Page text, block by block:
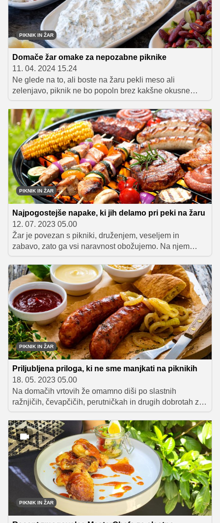
PIKNIK IN ŽAR
Domače žar omake za nepozabne piknike
11. 04. 2024 15.24
Ne glede na to, ali boste na žaru pekli meso ali
zelenjavo, piknik ne bo popoln brez kakšne okusne
omake, v katero boste pomakali dobrote z žara. A ni
nujno, da je to ravno t. i. žar ali BBQ omaka. Zbrali smo
nekaj receptov za omake, ki so enostavne za pripravo, a
bodo vašim piknikom dodale piko na i.
PIKNIK IN ŽAR
Najpogostejše napake, ki jih delamo pri peki na žaru
12. 07. 2023 05.00
Žar je povezan s pikniki, druženjem, veseljem in
zabavo, zato ga vsi naravnost obožujemo. Na njem
lahko spečemo različne dobrote, ki imajo svojevrsten
okus, zraven pa se odlično podajo slastne priloge in
omake, ki celotnemu meniju dodajo piko na i. Čeprav se
zdi, da je peka na žaru povsem nezahtevna, pa ni čisto
tako, saj je potrebno upoštevati nekaj trikov, ki poskrbijo,
da so dobrote z žara ravno prav pečene in sočne.
PIKNIK IN ŽAR
Priljubljena priloga, ki ne sme manjkati na piknikih
18. 05. 2023 05.00
Na domačih vrtovih že omamno diši po slastnih
ražnjičih, čevapčičih, perutničkah in drugih dobrotah z
žara. Zelenjava, različne omake, namazi in solate so
okusne priloge, ki jih lahko postrežemo zraven in
predstavljajo odlično protiutež ravno prav pečenemu in
začinjenemu mesu. Nekaj idej, ki bodo dopolnile okuse
na pikniku, smo v nadaljevanju pripravili tudi mi.
PIKNIK IN ŽAR